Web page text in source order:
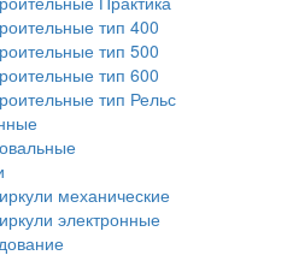
тип 400
тип 500
тип 600
тип Рельс
механические
электронные